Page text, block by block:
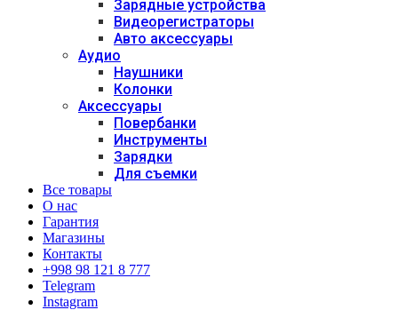
Зарядные устройства
Видеорегистраторы
Авто аксессуары
Аудио
Наушники
Колонки
Аксессуары
Повербанки
Инструменты
Зарядки
Для съемки
Все товары
О нас
Гарантия
Магазины
Контакты
+998 98 121 8 777
Telegram
Instagram